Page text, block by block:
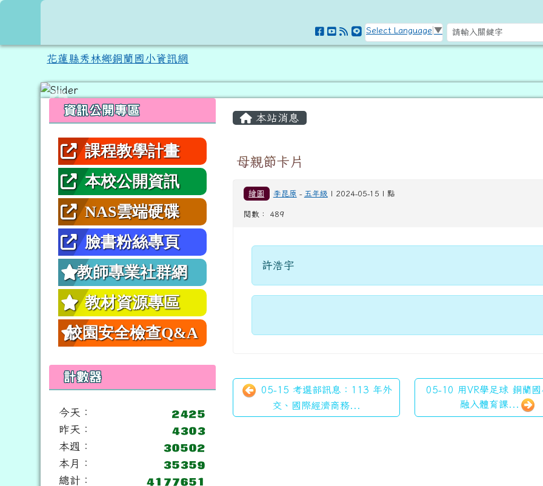
跳至主內容區
Select Language ▼
花蓮縣秀林鄉銅蘭國小資訊網
左邊區域內容
資訊公開專區
課程教學計畫
本校公開資訊
NAS雲端硬碟
臉書粉絲專頁
教師專業社群網
教材資源專區
校園安全檢查Q&A
計數器
今天：
昨天：
本週：
本月：
總計：
主內容區域
本站消息
母親節卡片
繪圖 李昆原 - 五年級 | 2024-05-15 | 點
閱數： 489
許浩宇
05-15 考選部訊息：113 年外
交、國際經濟商務...
05-10 用VR學足球 銅蘭國
融入體育課...
頁尾區域